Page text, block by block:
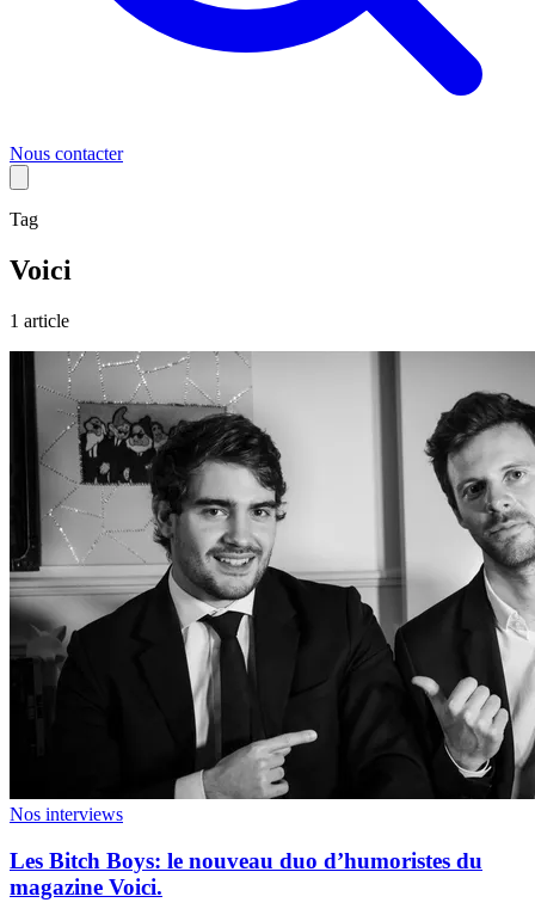
Nous contacter
Tag
Voici
1 article
Nos interviews
Les Bitch Boys: le nouveau duo d’humoristes du
magazine Voici.